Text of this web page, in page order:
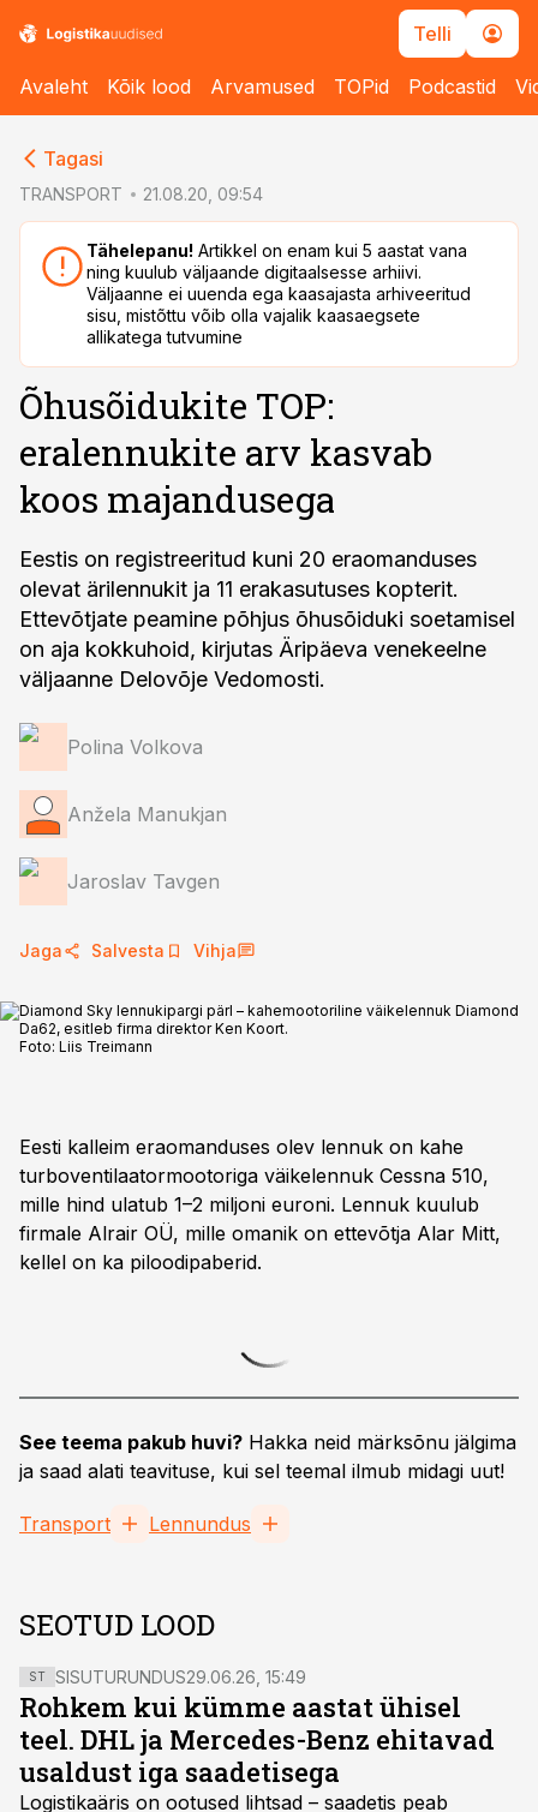
Telli
Avaleht Kõik lood Arvamused TOPid Podcastid
Tagasi
TRANSPORT 21.08.20, 09:54
Tähelepanu! Artikkel on enam kui 5 aastat vana
ning kuulub väljaande digitaalsesse arhiivi.
Väljaanne ei uuenda ega kaasajasta arhiveeritud
sisu, mistõttu võib olla vajalik kaasaegsete
allikatega tutvumine
Õhusõidukite TOP:
eralennukite arv kasvab
koos majandusega
Eestis on registreeritud kuni 20 eraomanduses
olevat ärilennukit ja 11 erakasutuses kopterit.
Ettevõtjate peamine põhjus õhusõiduki soetamisel
on aja kokkuhoid, kirjutas Äripäeva venekeelne
väljaanne Delovõje Vedomosti.
Polina Volkova
Anžela Manukjan
Jaroslav Tavgen
Jaga Salvesta Vihja
Diamond Sky lennukipargi pärl – kahemootoriline väikelennuk Diamond
Da62, esitleb firma direktor Ken Koort.
Foto: Liis Treimann
Eesti kalleim eraomanduses olev lennuk on kahe
turboventilaatormootoriga väikelennuk Cessna 510,
mille hind ulatub 1–2 miljoni euroni. Lennuk kuulub
firmale Alrair OÜ, mille omanik on ettevõtja Alar Mitt,
kellel on ka piloodipaberid.
See teema pakub huvi? Hakka neid märksõnu jälgima
ja saad alati teavituse, kui sel teemal ilmub midagi uut!
Transport Lennundus
SEOTUD LOOD
ST SISUTURUNDUS29.06.26, 15:49
Rohkem kui kümme aastat ühisel
teel. DHL ja Mercedes-Benz ehitavad
usaldust iga saadetisega
Logistikaäris on ootused lihtsad – saadetis peab